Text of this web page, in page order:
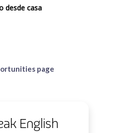
desde casa
page
English